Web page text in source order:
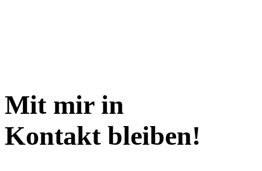
Mit mir in
Kontakt bleiben!